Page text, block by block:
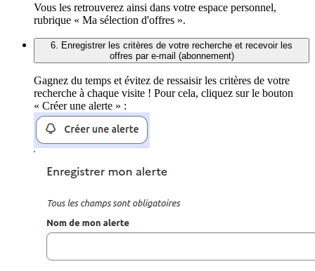
Vous les retrouverez ainsi dans votre espace personnel,
rubrique « Ma sélection d'offres ».
6. Enregistrer les critères de votre recherche et recevoir les
offres par e-mail (abonnement)
Gagnez du temps et évitez de ressaisir les critères de votre
recherche à chaque visite ! Pour cela, cliquez sur le bouton
« Créer une alerte » :